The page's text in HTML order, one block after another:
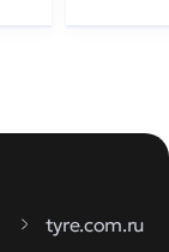
tyre.com.ru